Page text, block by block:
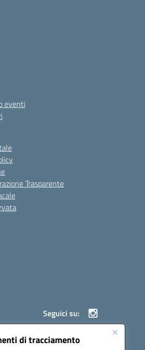
di tracciamento
eventi
Trasparente
Seguici su: